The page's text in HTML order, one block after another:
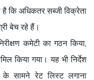
कि अधिकतर सब्जी विक्रेता
बेच रहे हैं।
कमेटी का गठन किया,
किया गया। यह भी निर्देश
के सामने रेट लिस्ट लगाना